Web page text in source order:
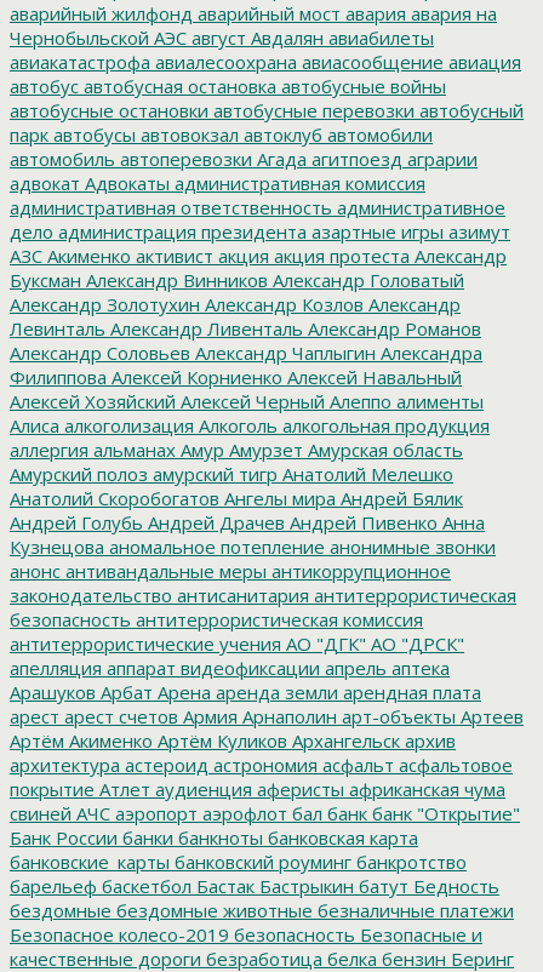
аварийный жилфонд аварийный мост авария авария на
Чернобыльской АЭС август Авдалян авиабилеты
авиакатастрофа авиалесоохрана авиасообщение авиация
автобус автобусная остановка автобусные войны
автобусные остановки автобусные перевозки автобусный
парк автобусы автовокзал автоклуб автомобили
автомобиль автоперевозки Агада агитпоезд аграрии
адвокат Адвокаты административная комиссия
административная ответственность административное
дело администрация президента азартные игры азимут
АЗС Акименко активист акция акция протеста Александр
Буксман Александр Винников Александр Головатый
Александр Золотухин Александр Козлов Александр
Левинталь Александр Ливенталь Александр Романов
Александр Соловьев Александр Чаплыгин Александра
Филиппова Алексей Корниенко Алексей Навальный
Алексей Хозяйский Алексей Черный Алеппо алименты
Алиса алкоголизация Алкоголь алкогольная продукция
аллергия альманах Амур Амурзет Амурская область
Амурский полоз амурский тигр Анатолий Мелешко
Анатолий Скоробогатов Ангелы мира Андрей Бялик
Андрей Голубь Андрей Драчев Андрей Пивенко Анна
Кузнецова аномальное потепление анонимные звонки
анонс антивандальные меры антикоррупционное
законодательство антисанитария антитеррористическая
безопасность антитеррористическая комиссия
антитеррористические учения АО "ДГК" АО "ДРСК"
апелляция аппарат видеофиксации апрель аптека
Арашуков Арбат Арена аренда земли арендная плата
арест арест счетов Армия Арнаполин арт-объекты Артеев
Артём Акименко Артём Куликов Архангельск архив
архитектура астероид астрономия асфальт асфальтовое
покрытие Атлет аудиенция аферисты африканская чума
свиней АЧС аэропорт аэрофлот бал банк банк "Открытие"
Банк России банки банкноты банковская карта
банковские_карты банковский роуминг банкротство
барельеф баскетбол Бастак Бастрыкин батут Бедность
бездомные бездомные животные безналичные платежи
Безопасное колесо-2019 безопасность Безопасные и
качественные дороги безработица белка бензин Беринг